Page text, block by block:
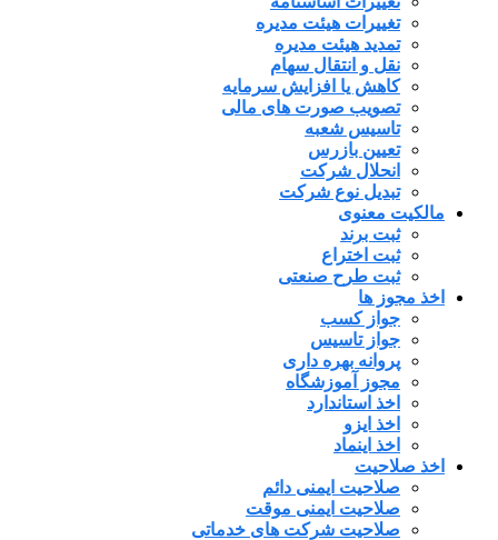
تغییرات هیئت مدیره
تمدید هیئت مدیره
نقل و انتقال سهام
کاهش یا افزایش سرمایه
تصویب صورت های مالی
تاسیس شعبه
تعیین بازرس
انحلال شرکت
تبدیل نوع شرکت
مالکیت معنوی
ثبت برند
ثبت اختراع
ثبت طرح صنعتی
اخذ مجوز ها
جواز کسب
جواز تاسیس
پروانه بهره داری
مجوز آموزشگاه
اخذ استاندارد
اخذ ایزو
اخذ اینماد
اخذ صلاحیت
صلاحیت ایمنی دائم
صلاحیت ایمنی موقت
صلاحیت شرکت های خدماتی